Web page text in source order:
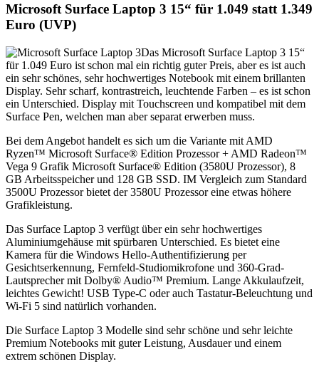
Microsoft Surface Laptop 3 15“ für 1.049 statt 1.349
Euro (UVP)
Das Microsoft Surface Laptop 3 15“
für 1.049 Euro ist schon mal ein richtig guter Preis, aber es ist auch
ein sehr schönes, sehr hochwertiges Notebook mit einem brillanten
Display. Sehr scharf, kontrastreich, leuchtende Farben – es ist schon
ein Unterschied. Display mit Touchscreen und kompatibel mit dem
Surface Pen, welchen man aber separat erwerben muss.
Bei dem Angebot handelt es sich um die Variante mit AMD
Ryzen™ Microsoft Surface® Edition Prozessor + AMD Radeon™
Vega 9 Grafik Microsoft Surface® Edition (3580U Prozessor), 8
GB Arbeitsspeicher und 128 GB SSD. IM Vergleich zum Standard
3500U Prozessor bietet der 3580U Prozessor eine etwas höhere
Grafikleistung.
Das Surface Laptop 3 verfügt über ein sehr hochwertiges
Aluminiumgehäuse mit spürbaren Unterschied. Es bietet eine
Kamera für die Windows Hello-Authentifizierung per
Gesichtserkennung, Fernfeld-Studiomikrofone und 360-Grad-
Lautsprecher mit Dolby® Audio™ Premium. Lange Akkulaufzeit,
leichtes Gewicht! USB Type-C oder auch Tastatur-Beleuchtung und
Wi-Fi 5 sind natürlich vorhanden.
Die Surface Laptop 3 Modelle sind sehr schöne und sehr leichte
Premium Notebooks mit guter Leistung, Ausdauer und einem
extrem schönen Display.